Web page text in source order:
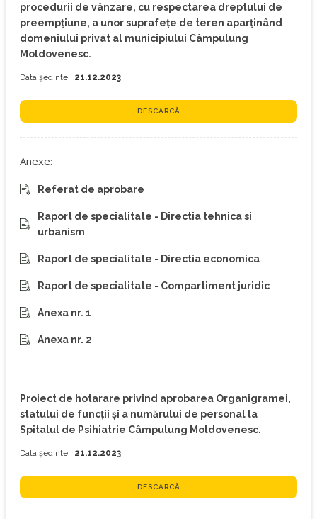
procedurii de vânzare, cu respectarea dreptului de
preempțiune, a unor suprafețe de teren aparținând
domeniului privat al municipiului Câmpulung
Moldovenesc.
Data ședinței: 21.12.2023
DESCARCĂ
Anexe:
Referat de aprobare
Raport de specialitate - Directia tehnica si
urbanism
Raport de specialitate - Directia economica
Raport de specialitate - Compartiment juridic
Anexa nr. 1
Anexa nr. 2
Proiect de hotarare privind aprobarea Organigramei,
statului de funcţii şi a numărului de personal la
Spitalul de Psihiatrie Câmpulung Moldovenesc.
Data ședinței: 21.12.2023
DESCARCĂ